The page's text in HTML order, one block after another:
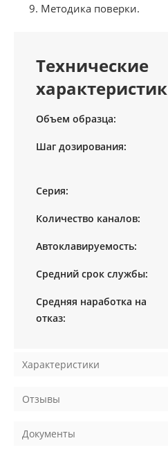
Методика поверки.
Технические
Объем образца:
Шаг дозирования:
Серия:
Количество каналов:
Автоклавируемость:
Средний срок службы:
Средняя наработка на
отказ:
Характеристики
Отзывы
Документы